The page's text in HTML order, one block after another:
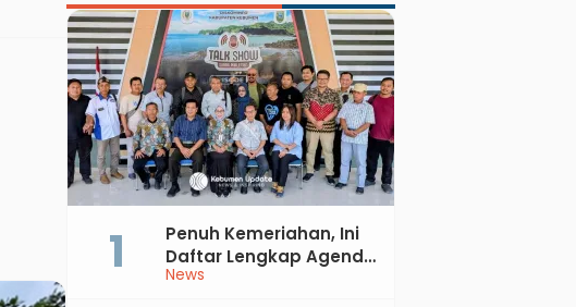
News
Penuh Kemeriahan, Ini
Daftar Lengkap Agenda
Peringatan HUT ke-81 RI